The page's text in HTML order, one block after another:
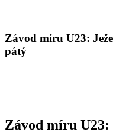
Závod míru U23:
pátý
Závod míru U23: